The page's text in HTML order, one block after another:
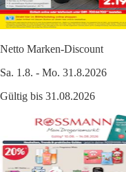
Netto Marken-Discount
Sa. 1.8. - Mo. 31.8.2026
Gültig bis 31.08.2026